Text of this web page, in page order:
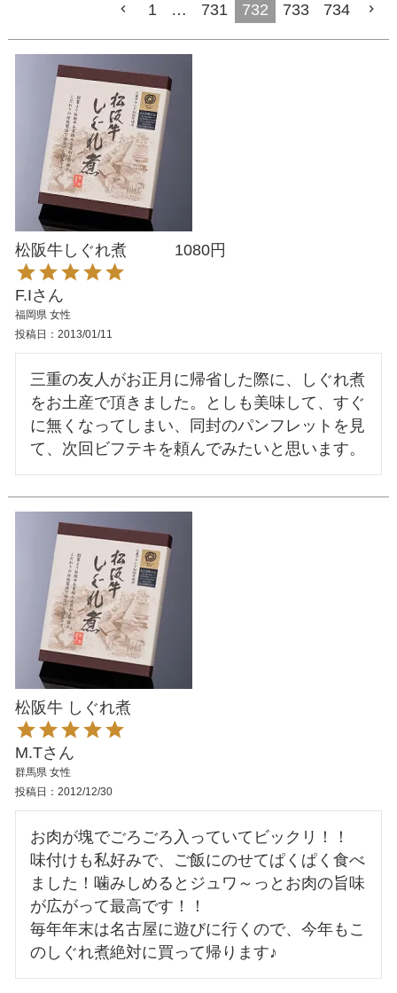
1
… 731 732 733 734
松阪牛しぐれ煮 1080円
F.I
福岡県 女性
投稿日
2013/01/11
三重の友人がお正月に帰省した際に、しぐれ煮
をお土産で頂きました。としも美味して、すぐ
に無くなってしまい、同封のパンフレットを見
て、次回ビフテキを頼んでみたいと思います。
松阪牛 しぐれ煮
M.T
群馬県 女性
投稿日
2012/12/30
お肉が塊でごろごろ入っていてビックリ！！
味付けも私好みで、ご飯にのせてぱくぱく食べ
ました！噛みしめるとジュワ～っとお肉の旨味
が広がって最高です！！
毎年年末は名古屋に遊びに行くので、今年もこ